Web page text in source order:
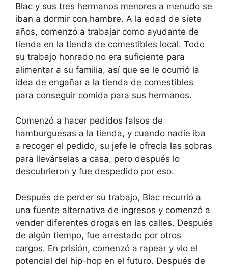
Blac y sus tres hermanos menores a menudo se
iban a dormir con hambre. A la edad de siete
años, comenzó a trabajar como ayudante de
tienda en la tienda de comestibles local. Todo
su trabajo honrado no era suficiente para
alimentar a su familia, así que se le ocurrió la
idea de engañar a la tienda de comestibles
para conseguir comida para sus hermanos.
Comenzó a hacer pedidos falsos de
hamburguesas a la tienda, y cuando nadie iba
a recoger el pedido, su jefe le ofrecía las sobras
para llevárselas a casa, pero después lo
descubrieron y fue despedido por eso.
Después de perder su trabajo, Blac recurrió a
una fuente alternativa de ingresos y comenzó a
vender diferentes drogas en las calles. Después
de algún tiempo, fue arrestado por otros
cargos. En prisión, comenzó a rapear y vio el
potencial del hip-hop en el futuro. Después de